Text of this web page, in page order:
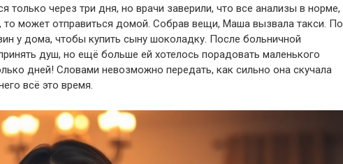
только через три дня, но врачи заверили, что все анализы в норме,
то может отправиться домой. Собрав вещи, Маша вызвала такси. По
у дома, чтобы купить сыну шоколадку. После больничной
душ, но ещё больше ей хотелось порадовать маленького
дней! Словами невозможно передать, как сильно она скучала
всё это время.